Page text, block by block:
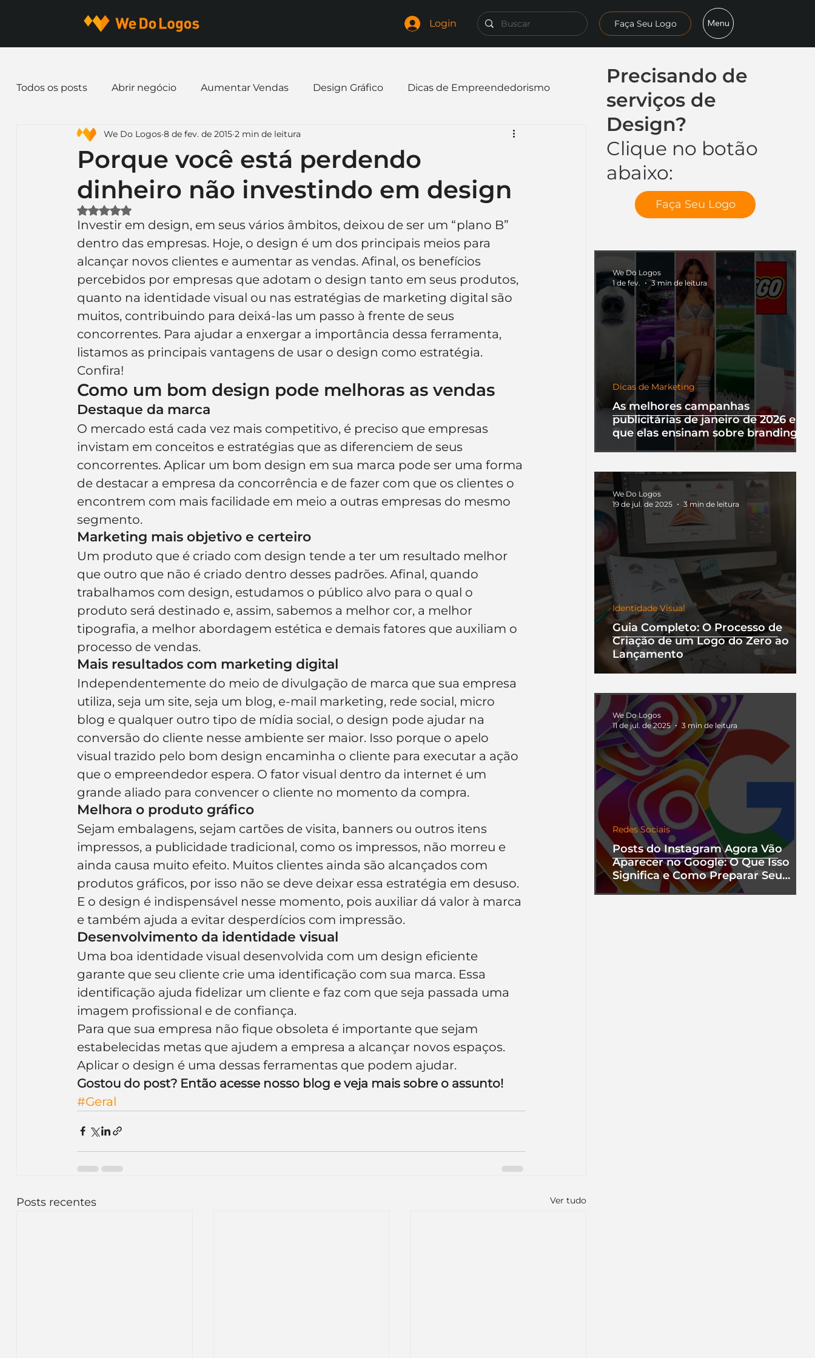
Login Faça Seu Logo Menu
Precisando de
serviços de
Design?
Clique no botão
abaixo:
Faça Seu Logo
As melhores campanhas
publicitárias de janeiro de 2026 e o
que elas ensinam sobre branding
Dicas de Marketing
We Do Logos
1 de fev.
3 min de leitura
Guia Completo: O Processo de
Criação de um Logo do Zero ao
Lançamento
Identidade Visual
We Do Logos
19 de jul. de 2025
3 min de leitura
Posts do Instagram Agora Vão
Aparecer no Google: O Que Isso
Significa e Como Preparar Seu
Perfil
Redes Sociais
We Do Logos
11 de jul. de 2025
3 min de leitura
Todos os posts Abrir negócio Aumentar Vendas Design Gráfico Dicas de Empreendedorismo
Dicas de Marketing Email marketing Expandir negócio
Identidade Visual Marca Nome para Empresa Logo Redes Sociais Websites
Curiosidades
Inteligência Artificial Embalagens nome de empresa Branding
Porque você está perdendo
dinheiro não investindo em design
We Do Logos 8 de fev. de 2015 2 min de leitura
Avaliado com NaN de 5 estrelas.
Investir em design, em seus vários âmbitos, deixou de ser um “plano B”
dentro das empresas. Hoje, o design é um dos principais meios para
alcançar novos clientes e aumentar as vendas. Afinal, os benefícios
percebidos por empresas que adotam o design tanto em seus produtos,
quanto na identidade visual ou nas estratégias de marketing digital são
muitos, contribuindo para deixá-las um passo à frente de seus
concorrentes. Para ajudar a enxergar a importância dessa ferramenta,
listamos as principais vantagens de usar o design como estratégia.
Confira!
Como um bom design pode melhoras as vendas
Destaque da marca
O mercado está cada vez mais competitivo, é preciso que empresas
invistam em conceitos e estratégias que as diferenciem de seus
concorrentes. Aplicar um bom design em sua marca pode ser uma forma
de destacar a empresa da concorrência e de fazer com que os clientes o
encontrem com mais facilidade em meio a outras empresas do mesmo
segmento.
Marketing mais objetivo e certeiro
Um produto que é criado com design tende a ter um resultado melhor
que outro que não é criado dentro desses padrões. Afinal, quando
trabalhamos com design, estudamos o público alvo para o qual o
produto será destinado e, assim, sabemos a melhor cor, a melhor
tipografia, a melhor abordagem estética e demais fatores que auxiliam o
processo de vendas.
Mais resultados com marketing digital
Independentemente do meio de divulgação de marca que sua empresa
utiliza, seja um site, seja um blog, e-mail marketing, rede social, micro
blog e qualquer outro tipo de mídia social, o design pode ajudar na
conversão do cliente nesse ambiente ser maior. Isso porque o apelo
visual trazido pelo bom design encaminha o cliente para executar a ação
que o empreendedor espera. O fator visual dentro da internet é um
grande aliado para convencer o cliente no momento da compra.
Melhora o produto gráfico
Sejam embalagens, sejam cartões de visita, banners ou outros itens
impressos, a publicidade tradicional, como os impressos, não morreu e
ainda causa muito efeito. Muitos clientes ainda são alcançados com
produtos gráficos, por isso não se deve deixar essa estratégia em desuso.
E o design é indispensável nesse momento, pois auxiliar dá valor à marca
e também ajuda a evitar desperdícios com impressão.
Desenvolvimento da identidade visual
Uma boa identidade visual desenvolvida com um design eficiente
garante que seu cliente crie uma identificação com sua marca. Essa
identificação ajuda fidelizar um cliente e faz com que seja passada uma
imagem profissional e de confiança.
Para que sua empresa não fique obsoleta é importante que sejam
estabelecidas metas que ajudem a empresa a alcançar novos espaços.
Aplicar o design é uma dessas ferramentas que podem ajudar.
Gostou do post? Então acesse nosso blog e veja mais sobre o assunto!
#Geral
Posts recentes Ver tudo